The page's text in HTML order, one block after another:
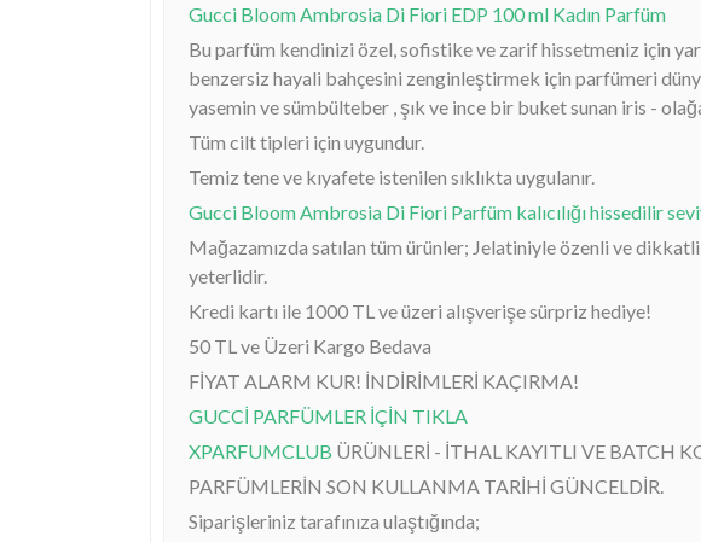
Gucci Bloom Ambrosia Di Fiori EDP 100 ml Kadın Parfüm
Bu parfüm kendinizi özel, sofistike ve zarif hissetmeniz için
benzersiz hayali bahçesini zenginleştirmek için parfümeri
yasemin ve sümbülteber , şık ve ince bir buket sunan iris -
Tüm cilt tipleri için uygundur.
Temiz tene ve kıyafete istenilen sıklıkta uygulanır.
Gucci Bloom Ambrosia Di Fiori Parfüm kalıcılığı hissedilir
Mağazamızda satılan tüm ürünler; Jelatiniyle özenli ve
yeterlidir.
Kredi kartı ile 1000 TL ve üzeri alışverişe sürpriz hediye!
50 TL ve Üzeri Kargo Bedava
FİYAT ALARM KUR! İNDİRİMLERİ KAÇIRMA!
GUCCİ PARFÜMLER İÇİN TIKLA
XPARFUMCLUB ÜRÜNLERİ - İTHAL KAYITLI VE BATCH
PARFÜMLERİN SON KULLANMA TARİHİ GÜNCELDİR.
Siparişleriniz tarafınıza ulaştığında;